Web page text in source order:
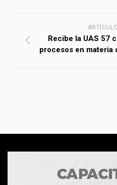
Recibe la UAS 57
procesos en materia